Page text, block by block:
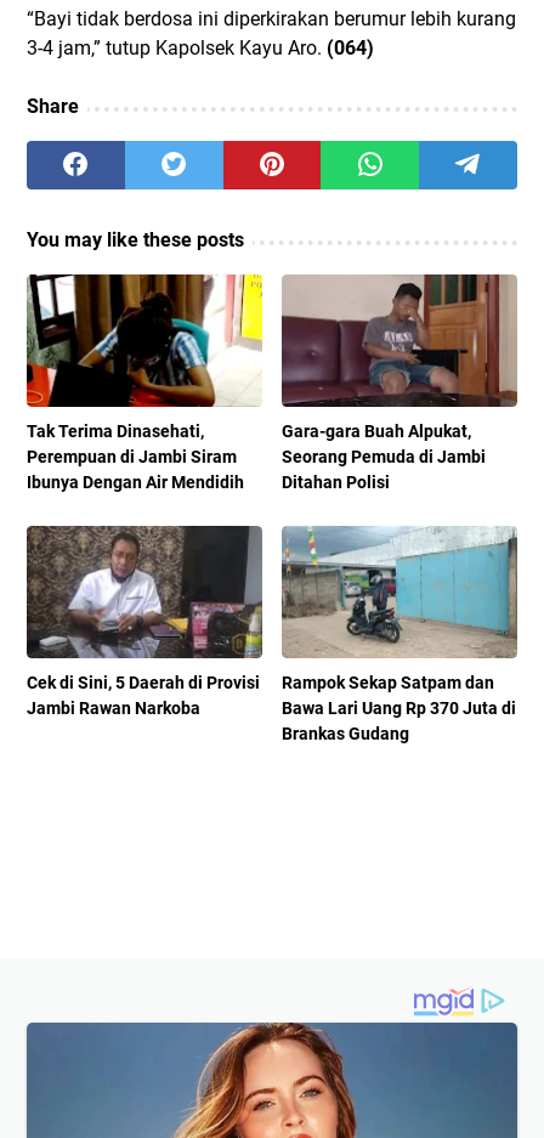
“Bayi tidak berdosa ini diperkirakan berumur lebih kurang
3-4 jam,” tutup Kapolsek Kayu Aro. (064)
Share
You may like these posts
Tak Terima Dinasehati,
Perempuan di Jambi Siram
Ibunya Dengan Air Mendidih
Gara-gara Buah Alpukat,
Seorang Pemuda di Jambi
Ditahan Polisi
Cek di Sini, 5 Daerah di Provisi
Jambi Rawan Narkoba
Rampok Sekap Satpam dan
Bawa Lari Uang Rp 370 Juta di
Brankas Gudang